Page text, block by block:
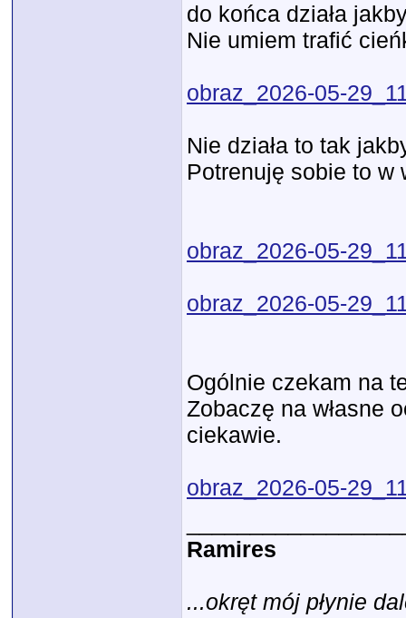
do końca działa
Nie umiem trafić
obraz_2026-05-
Nie działa to tak
Potrenuję sobie to w
obraz_2026-05-
obraz_2026-05-
Ogólnie czekam na
Zobaczę na własne
ciekawie.
obraz_2026-05-
Ramires
...okręt mój płynie